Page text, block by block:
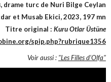
, drame turc de Nuri Bilge Ceylan
et Musab Ekici, 2023, 197 mn
Titre original : Kuru Otlar Üstüne
spip.php?rubrique1356
Voir aussi : "Les Filles d’Olfa"